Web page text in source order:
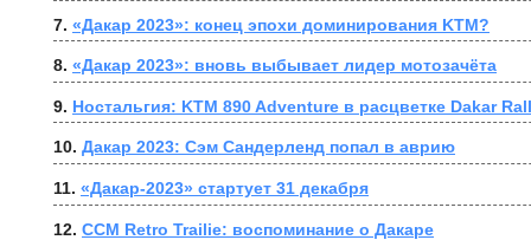
7. «Дакар 2023»: конец эпохи доминирования KTM?
8. «Дакар 2023»: вновь выбывает лидер мотозачёта
9. Ностальгия: KTM 890 Adventure в расцветке Dakar
10. Дакар 2023: Сэм Сандерленд попал в аврию
11. «Дакар-2023» стартует 31 декабря
12. CCM Retro Trailie: воспоминание о Дакаре